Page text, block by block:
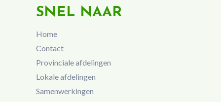
SNEL NAAR
Home
Contact
Provinciale afdelingen
Lokale afdelingen
Samenwerkingen